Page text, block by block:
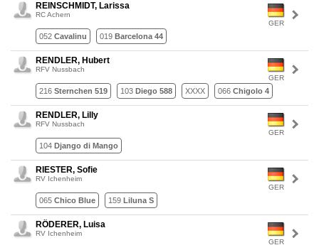
GER
REINSCHMIDT, Larissa
RC Achern
052 Cavalinu 019 Barcelona 44
GER
RENDLER, Hubert
RFV Nussbach
216 Sternchen 519 103 Diego 588 XXXX 066 Chigolo 4
GER
RENDLER, Lilly
RFV Nussbach
104 Django di Mango
GER
RIESTER, Sofie
RV Ichenheim
065 Chico Blue 159 Liluna S
GER
RÖDERER, Luisa
RV Ichenheim